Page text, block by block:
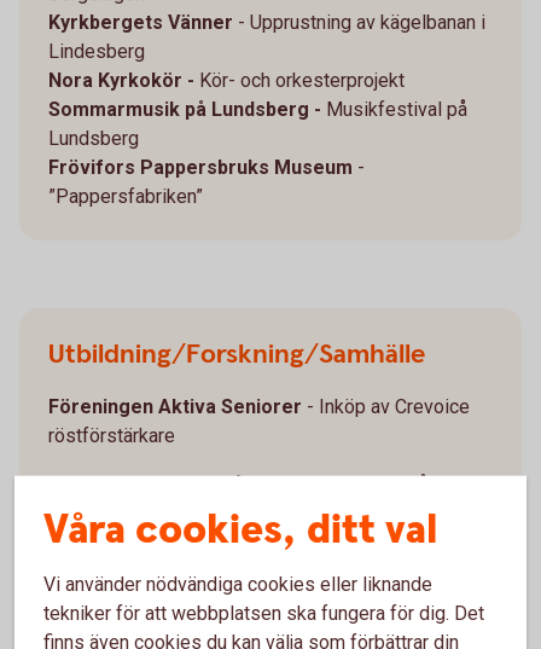
Kyrkbergets Vänner - Upprustning av kägelbanan i
Lindesberg
Nora Kyrkokör - Kör- och orkesterprojekt
Sommarmusik på Lundsberg - Musikfestival på
Lundsberg
Frövifors Pappersbruks Museum -
”Pappersfabriken”
Utbildning/Forskning/Samhälle
Föreningen Aktiva Seniorer - Inköp av Crevoice
röstförstärkare
Lindesbergs Turistbåtsförening- Underhåll m.m.
m/s Råsvalen
Bergslagens Demensförening- Föredrag i
geriatrik
Föreningen Fellingsbro socken
- Fri surf i
sockenstugan
Våra cookies, ditt val
Vi använder nödvändiga cookies eller liknande
tekniker för att webbplatsen ska fungera för dig. Det
finns även cookies du kan välja som förbättrar din